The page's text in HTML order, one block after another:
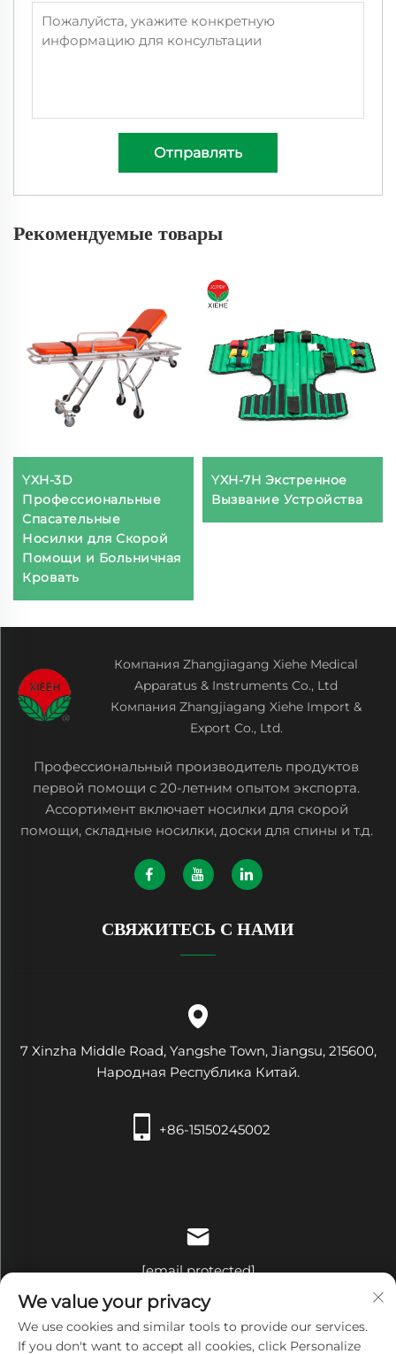
Отправлять
Рекомендуемые товары
YXH-3D
Профессиональные
Спасательные
Носилки для Скорой
Помощи и Больничная
Кровать
YXH-7H Экстренное
Вызвание Устройства
Компания Zhangjiagang Xiehe Medical
Apparatus & Instruments Co., Ltd
Компания Zhangjiagang Xiehe Import &
Export Co., Ltd.
Профессиональный производитель продуктов
первой помощи с 20-летним опытом экспорта.
Ассортимент включает носилки для скорой
помощи, складные носилки, доски для спины и т.д.
СВЯЖИТЕСЬ С НАМИ
7 Xinzha Middle Road, Yangshe Town, Jiangsu, 215600,
Народная Республика Китай.
+86-15150245002
[email protected]
We value your privacy
We use cookies and similar tools to provide our services.
If you don't want to accept all cookies, click Personalize